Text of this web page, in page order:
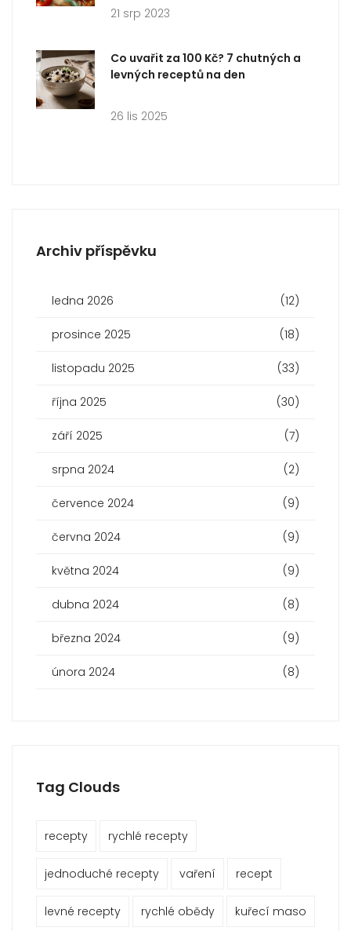
21 srp 2023
Co uvařit za 100 Kč? 7 chutných a
levných receptů na den
26 lis 2025
Archiv příspěvku
ledna 2026 (12)
prosince 2025 (18)
listopadu 2025 (33)
října 2025 (30)
září 2025 (7)
srpna 2024 (2)
července 2024 (9)
června 2024 (9)
května 2024 (9)
dubna 2024 (8)
března 2024 (9)
února 2024 (8)
Tag Clouds
recepty rychlé recepty
jednoduché recepty vaření recept
levné recepty rychlé obědy kuřecí maso